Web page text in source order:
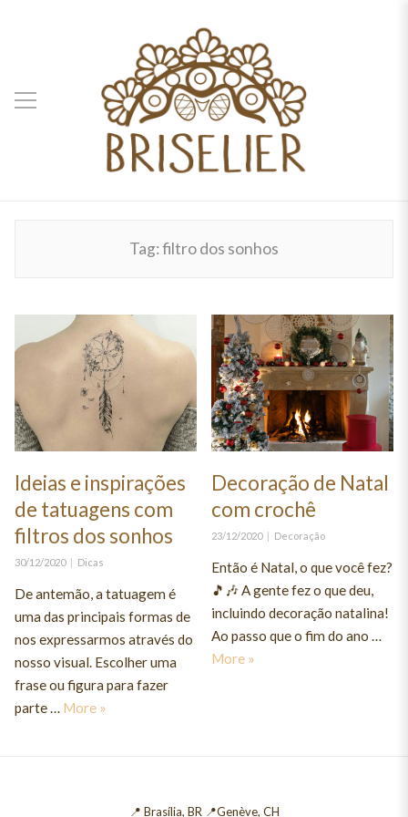
Tag:filtro dos sonhos
Ideias e inspirações
de tatuagens com
filtros dos sonhos
Posted
30/12/2020 Categories
Dicas
De antemão, a tatuagem é
uma das principais formas de
nos expressarmos através do
nosso visual. Escolher uma
frase ou figura para fazer
parte … More Ideias e inspirações de tatuagens com filtros dos
»
Decoração de Natal
com crochê
Posted
23/12/2020 Categories
Decoração
Então é Natal, o que você fez?
🎵🎶 A gente fez o que deu,
incluindo decoração natalina!
Ao passo que o fim do ano …
More Decoração de Natal com
»
📍 Brasília, BR 📍Genève, CH